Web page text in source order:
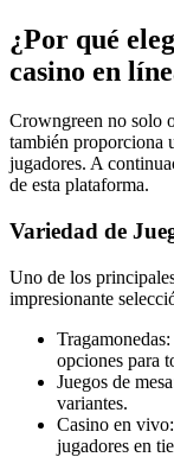
¿Por qué
casino en
Crowngreen no solo
también proporciona
jugadores. A
de esta plataforma.
Variedad de
Uno de los
impresionante
opciones para
Juegos de
variantes.
Casino en
jugadores en